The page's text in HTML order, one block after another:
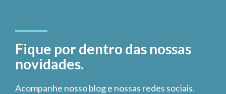
Fique por dentro das nossas
novidades.
Acompanhe nosso blog e nossas redes sociais.